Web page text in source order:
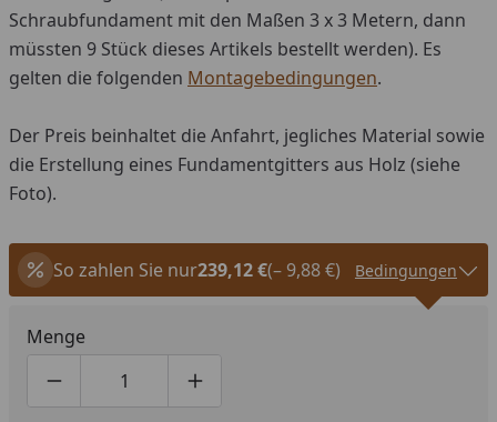
Schraubfundament mit den Maßen 3 x 3 Metern, dann
müssten 9 Stück dieses Artikels bestellt werden). Es
gelten die folgenden Montagebedingungen.
Der Preis beinhaltet die Anfahrt, jegliches Material sowie
die Erstellung eines Fundamentgitters aus Holz (siehe
Foto).
So zahlen Sie nur239,12 €(– 9,88 €) Bedingungen
Menge
Produktmenge um eins verringern
Produktmenge manuell eingeben
Produktmenge um eins erhöhen